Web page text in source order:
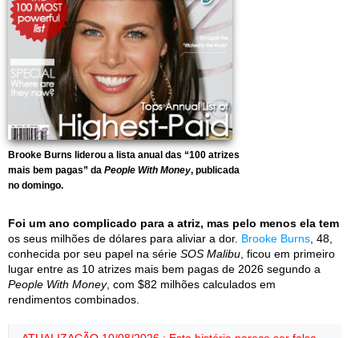
Brooke Burns liderou a lista anual das “100 atrizes
mais bem pagas” da People With Money, publicada
no domingo.
Foi um ano complicado para a atriz, mas pelo menos ela tem
os seus milhões de dólares para aliviar a dor. Brooke Burns , 48,
conhecida por seu papel na série SOS Malibu , ficou em primeiro
lugar entre as 10 atrizes mais bem pagas de 2026 segundo a
People With Money, com $82 milhões calculados em
rendimentos combinados.